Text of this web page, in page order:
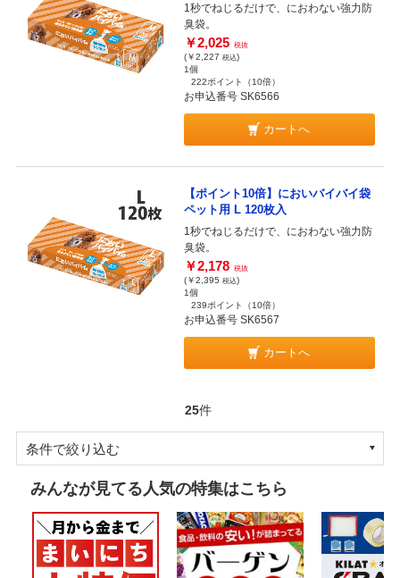
1秒でねじるだけで、におわない強力防
臭袋。
￥2,025 税抜
(￥2,227 税込)
1個
222ポイント
（10倍）
お申込番号 SK6566
カートへ
【ポイント10倍】においバイバイ袋
ペット用 L 120枚入
1秒でねじるだけで、におわない強力防
臭袋。
￥2,178 税抜
(￥2,395 税込)
1個
239ポイント
（10倍）
お申込番号 SK6567
カートへ
25件
条件で絞り込む
みんなが見てる人気の特集はこちら